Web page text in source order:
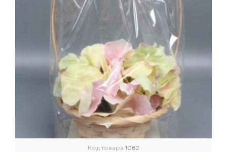
Код товара 1082